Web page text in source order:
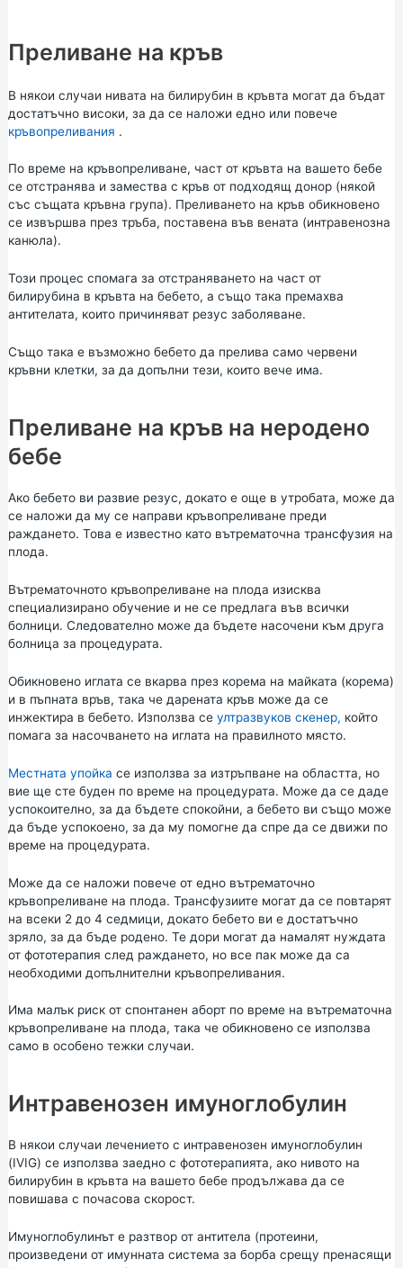
Преливане на кръв
В някои случаи нивата на билирубин в кръвта могат да бъдат
достатъчно високи, за да се наложи едно или повече
кръвопреливания .
По време на кръвопреливане, част от кръвта на вашето бебе
се отстранява и замества с кръв от подходящ донор (някой
със същата кръвна група). Преливането на кръв обикновено
се извършва през тръба, поставена във вената (интравенозна
канюла).
Този процес спомага за отстраняването на част от
билирубина в кръвта на бебето, а също така премахва
антителата, които причиняват резус заболяване.
Също така е възможно бебето да прелива само червени
кръвни клетки, за да допълни тези, които вече има.
Преливане на кръв на неродено
бебе
Ако бебето ви развие резус, докато е още в утробата, може да
се наложи да му се направи кръвопреливане преди
раждането. Това е известно като вътрематочна трансфузия на
плода.
Вътрематочното кръвопреливане на плода изисква
специализирано обучение и не се предлага във всички
болници. Следователно може да бъдете насочени към друга
болница за процедурата.
Обикновено иглата се вкарва през корема на майката (корема)
и в пъпната връв, така че дарената кръв може да се
инжектира в бебето. Използва се ултразвуков скенер, който
помага за насочването на иглата на правилното място.
Местната упойка се използва за изтръпване на областта, но
вие ще сте буден по време на процедурата. Може да се даде
успокоително, за да бъдете спокойни, а бебето ви също може
да бъде успокоено, за да му помогне да спре да се движи по
време на процедурата.
Може да се наложи повече от едно вътрематочно
кръвопреливане на плода. Трансфузиите могат да се повтарят
на всеки 2 до 4 седмици, докато бебето ви е достатъчно
зряло, за да бъде родено. Те дори могат да намалят нуждата
от фототерапия след раждането, но все пак може да са
необходими допълнителни кръвопреливания.
Има малък риск от спонтанен аборт по време на вътрематочна
кръвопреливане на плода, така че обикновено се използва
само в особено тежки случаи.
Интравенозен имуноглобулин
В някои случаи лечението с интравенозен имуноглобулин
(IVIG) се използва заедно с фототерапията, ако нивото на
билирубин в кръвта на вашето бебе продължава да се
повишава с почасова скорост.
Имуноглобулинът е разтвор от антитела (протеини,
произведени от имунната система за борба срещу пренасящи